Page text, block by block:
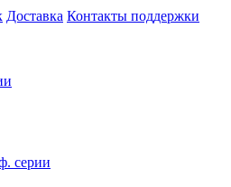
Доставка Контакты поддержки
серии